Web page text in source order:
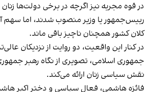
در قوه مجریه نیز اگرچه در برخی دولت‌ها
رییس‌جمهور یا وزیر منصوب شدند، اما سهم
کلان کشور همچنان ناچیز باقی ماند.
در کنار این واقعیت، دو روایت از نزدیکان
جمهوری اسلامی، تصویری از نگاه رهبر
نقش سیاسی زنان ارائه می‌کند.
فائزه هاشمی، فعال سیاسی و دختر اکبر